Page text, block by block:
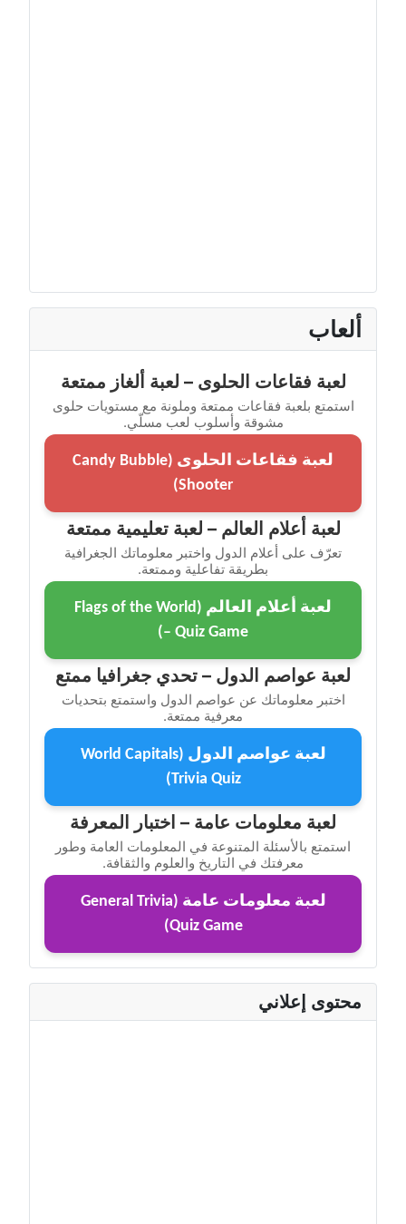
ألعاب
لعبة فقاعات الحلوى – لعبة ألغاز ممتعة
استمتع بلعبة فقاعات ممتعة وملونة مع مستويات حلوى
مشوقة وأسلوب لعب مسلّي.
لعبة فقاعات الحلوى (Candy Bubble
Shooter)
لعبة أعلام العالم – لعبة تعليمية ممتعة
تعرّف على أعلام الدول واختبر معلوماتك الجغرافية
بطريقة تفاعلية وممتعة.
لعبة أعلام العالم (Flags of the World
– Quiz Game)
لعبة عواصم الدول – تحدي جغرافيا ممتع
اختبر معلوماتك عن عواصم الدول واستمتع بتحديات
معرفية ممتعة.
لعبة عواصم الدول (World Capitals
Trivia Quiz)
لعبة معلومات عامة – اختبار المعرفة
استمتع بالأسئلة المتنوعة في المعلومات العامة وطور
معرفتك في التاريخ والعلوم والثقافة.
لعبة معلومات عامة (General Trivia
Quiz Game)
محتوى إعلاني